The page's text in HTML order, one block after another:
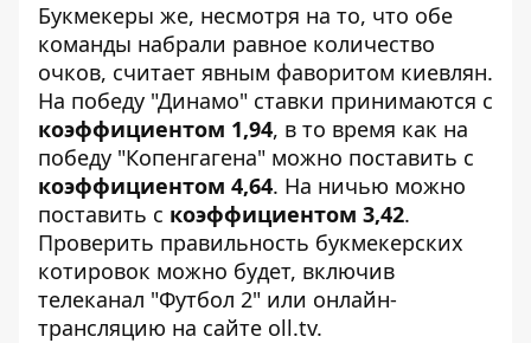
Букмекеры же, несмотря на то, что обе
команды набрали равное количество
очков, считает явным фаворитом киевлян.
На победу "Динамо" ставки принимаются с
коэффициентом 1,94, в то время как на
победу "Копенгагена" можно поставить с
коэффициентом 4,64. На ничью можно
поставить с коэффициентом 3,42.
Проверить правильность букмекерских
котировок можно будет, включив
телеканал "Футбол 2" или онлайн-
трансляцию на сайте oll.tv.